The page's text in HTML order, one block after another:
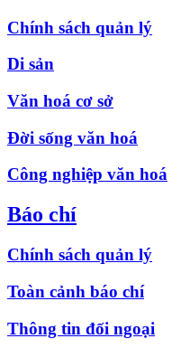
Chính sách quản lý
Di sản
Văn hoá cơ sở
Đời sống văn hoá
Công nghiệp văn hoá
Báo chí
Chính sách quản lý
Toàn cảnh báo chí
Thông tin đối ngoại